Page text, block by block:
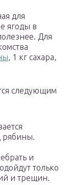
для
ягоды в
Для
, 1 кг сахара,
следующим
рябины.
и
только
и трещин.